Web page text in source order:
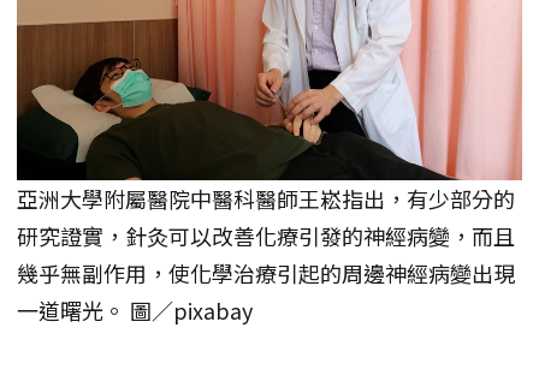
亞洲大學附屬醫院中醫科醫師王崧指出，有少部分的
研究證實，針灸可以改善化療引發的神經病變，而且
幾乎無副作用，使化學治療引起的周邊神經病變出現
一道曙光。 圖／pixabay